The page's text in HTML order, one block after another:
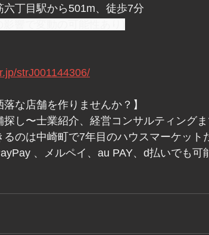
丁目駅から501m、徒歩7分
strJ001144306/
な店舗を作りませんか？】
し〜士業紹介、経営コンサルティング
のは中崎町で7年目のハウスマーケット
、メルペイ、au PAY、d払いでも可